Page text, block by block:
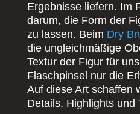
Ergebnisse liefern. Im
darum, die Form der
zu lassen. Beim Dry
die ungleichmäßige
Textur der Figur für
Flaschpinsel nur die
Auf diese Art schaffen
Details, Highlights und